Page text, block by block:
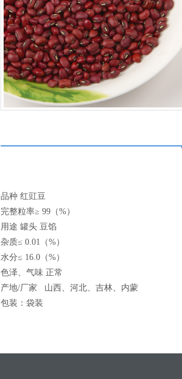
品种 红豇豆
完整粒率≥ 99 （%）
用途 罐头 豆馅
杂质≤ 0.01 （%）
水分≤ 16.0 （%）
色泽、气味 正常
产地/厂家
山西、河北、吉林、内蒙
包装：袋装